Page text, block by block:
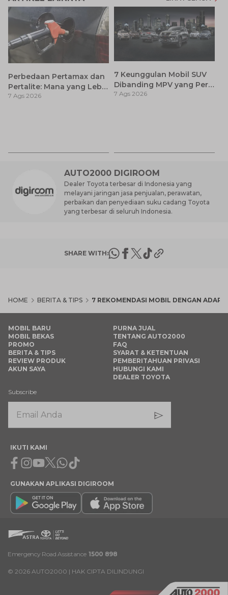
Perbedaan Pertamax dan
Pertalite: Mana yang Lebih
Baik untuk Mobil Toyota
7 Ags 2026
7 Keunggulan Mobil SUV
Dibanding MPV yang Perlu
Anda Ketahui
7 Ags 2026
AUTO2000 DIGIROOM
Dealer Toyota terbesar di Indonesia yang
melayani jaringan jasa penjualan, perawatan,
perbaikan dan penyediaan suku cadang Toyota
yang terbesar di seluruh Indonesia.
SHARE WITH:
HOME BERITA & TIPS 7 REKOMENDASI MOBIL DENGAN
MOBIL BARU
MOBIL BEKAS
PROMO
BERITA & TIPS
REVIEW PRODUK
AKUN SAYA
PURNA JUAL
TENTANG AUTO2000
FAQ
SYARAT & KETENTUAN
PEMBERITAHUAN PRIVASI
HUBUNGI KAMI
DEALER TOYOTA
Subscribe
IKUTI KAMI
Facebook
Instagram
Youtube
X Whatsapp
Tiktok
GUNAKAN APLIKASI DIGIROOM
Emergency Road Assistance 1500 898
© 2026 AUTO2000 | HAK CIPTA DILINDUNGI